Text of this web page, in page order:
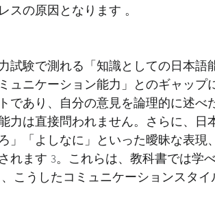
スの原因となります 。
試験で測れる「知識としての日本語
ュニケーション能力」とのギャップ
であり、自分の意見を論理的に述べ
力は直接問われません。さらに、日
」「よしなに」といった曖昧な表現
れます 3。これらは、教科書では学
こうしたコミュニケーションスタ